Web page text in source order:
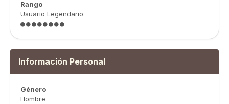
Rango
Usuario Legendario
Información Personal
Género
Hombre